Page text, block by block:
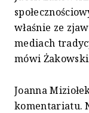
właśnie ze
mediach
mówi
Joanna
komentariatu.